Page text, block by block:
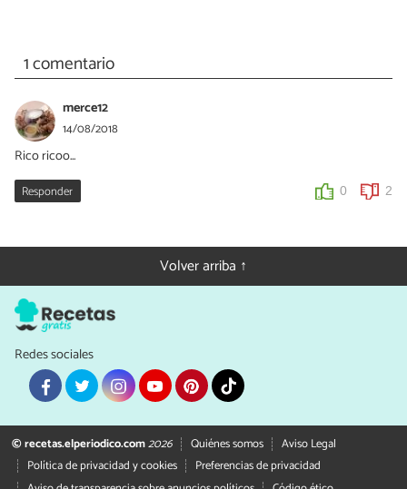
1 comentario
merce12
14/08/2018
Rico ricoo...
Responder 0 2
Volver arriba ↑
Redes sociales
© recetas.elperiodico.com2026 Quiénes somos
Aviso Legal
Política de privacidad y cookies
Preferencias de privacidad